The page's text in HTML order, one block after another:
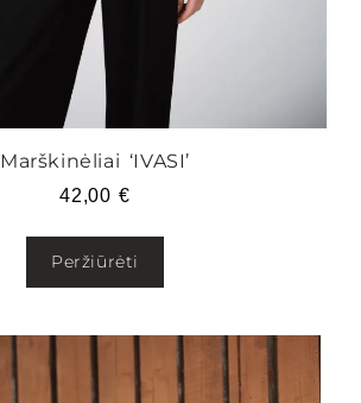
Marškinėliai ‘IVASI’
42,00 €
Peržiūrėti